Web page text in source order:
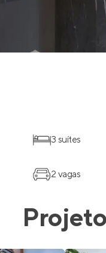
3 suítes
2 vagas
Projeto